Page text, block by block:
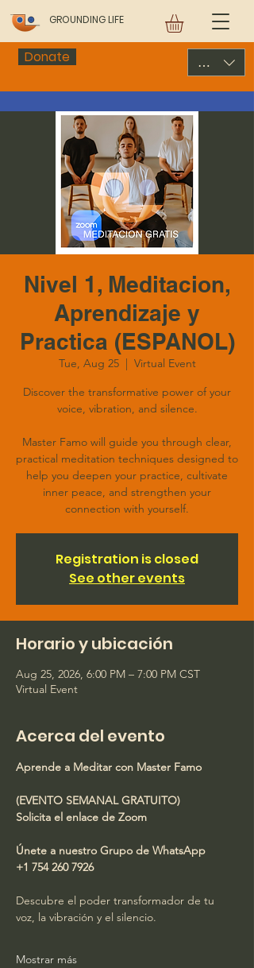
GROUNDING LIFE
Donate USD ($)
Nivel 1, Meditacion,
Aprendizaje y
Practica (ESPANOL)
Tue, Aug 25
  |
Virtual Event
Discover the transformative power of your
voice, vibration, and silence.
Master Famo will guide you through clear,
practical meditation techniques designed to
help you deepen your practice, cultivate
inner peace, and strengthen your
connection with yourself.
Registration is closed
See other events
Horario y ubicación
Aug 25, 2026, 6:00 PM – 7:00 PM CST
Virtual Event
Acerca del evento
Aprende a Meditar con Master Famo
(EVENTO SEMANAL GRATUITO)
Solicita el enlace de Zoom
Únete a nuestro Grupo de WhatsApp
+1 754 260 7926
Descubre el poder transformador de tu
voz, la vibración y el silencio.
Mostrar más